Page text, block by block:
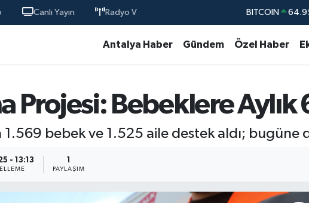
Canlı Yayın Radyo V
DOLAR
EURO
BİST100
Antalya Haber Gündem Özel Haber
Projesi: Bebeklere Aylık
1.569 bebek ve 1.525 aile destek aldı; bugüne
- 13:13 1
PAYLAŞIM